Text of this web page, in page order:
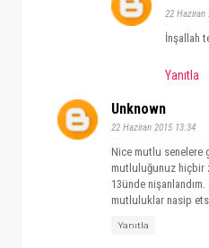
22 Haziran
İnşallah
Yanıtla
Unknown
22 Haziran 2015 13:34
Nice mutlu senelere
mutluluğunuz hiçbir
13ünde
mutluluklar nasip
Yanıtla